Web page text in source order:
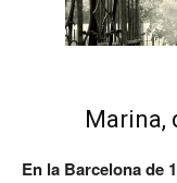
Marina,
En la Barcelona de